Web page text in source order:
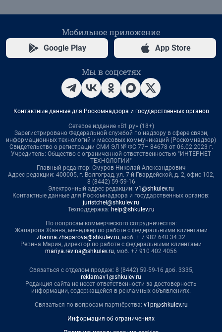
Мобильное приложение
Google Play App Store
Мы в соцсетях
Контактные данные для Роскомнадзора и государственных органов
Сетевое издание «В1.ру» (18+)
Зарегистрировано Федеральной службой по надзору в сфере связи,
информационных технологий и массовых коммуникаций (Роскомнадзор)
Свидетельство о регистрации СМИ ЭЛ № ФС 77– 84678 от 06.02.2023 г.
Учредитель: Общество с ограниченной ответственностью "ИНТЕРНЕТ
ТЕХНОЛОГИИ"
Главный редактор: Смуров Николай Александрович
Адрес редакции: 400005, г. Волгоград, ул. 7-й Гвардейской, д. 2, офис 102,
8 (8442) 59-59-16
Электронный адрес редакции: v1@shkulev.ru
Контактные данные для Роскомнадзора и государственных органов:
juristchel@shkulev.ru
Техподдержка: help@shkulev.ru
По вопросам коммерческого сотрудничества:
Жапарова Жанна, менеджер по работе с федеральными клиентами
zhanna.zhaparova@shkulev.ru, моб. + 7 982 640 34 32
Ревина Мария, директор по работе с федеральными клиентами
mariya.revina@shkulev.ru, моб. +7 910 402 4056
Связаться с отделом продаж: 8 (8442) 59-59-16 доб. 3335,
reklamav1@shkulev.ru
Редакция сайта не несет ответственности за достоверность
информации, содержащейся в рекламных объявлениях.
Связаться по вопросам партнёрства: v1pr@shkulev.ru
Информация об ограничениях